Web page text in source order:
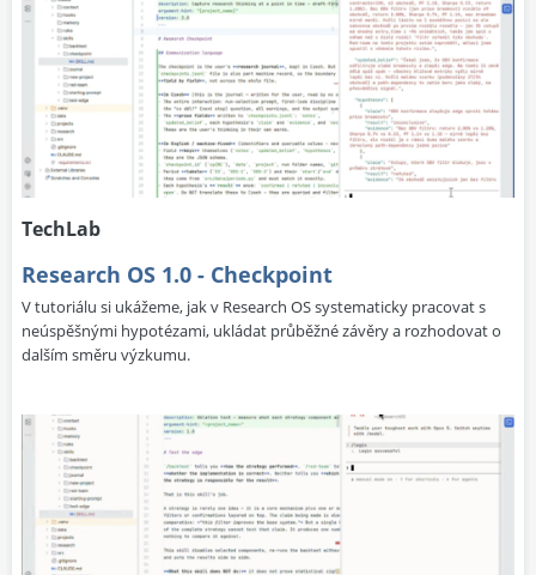
TechLab
Research OS 1.0 - Checkpoint
V tutoriálu si ukážeme, jak v Research OS systematicky pracovat s
neúspěšnými hypotézami, ukládat průběžné závěry a rozhodovat o
dalším směru výzkumu.